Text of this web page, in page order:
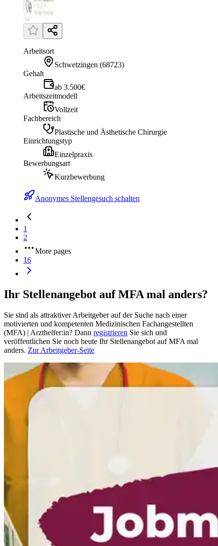
Arbeitsort
Schwetzingen (68723)
Gehalt
ab 3.500€
Arbeitszeitmodell
Vollzeit
Fachbereich
Plastische und Ästhetische Chirurgie
Einrichtungstyp
Einzelpraxis
Bewerbungsart
Kurzbewerbung
Anonymes Stellengesuch schalten
1
2
More pages
16
Ihr Stellenangebot auf MFA mal anders?
Sie sind als attraktiver Arbeitgeber auf der Suche nach einer
motivierten und kompetenten Medizinischen Fachangestellten
(MFA) | Arzthelfer:in? Dann registrieren Sie sich und
veröffentlichen Sie noch heute Ihr Stellenangebot auf MFA mal
anders. Zur Arbeitgeber-Seite